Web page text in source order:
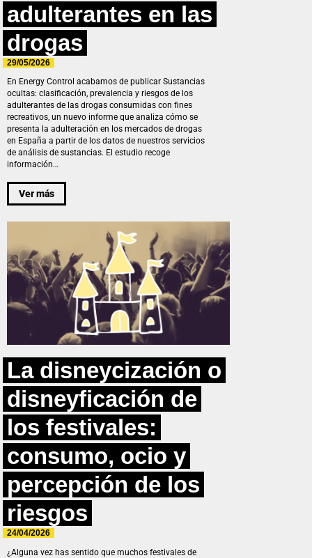
adulterantes en las
drogas
29/05/2026
En Energy Control acabamos de publicar Sustancias
ocultas: clasificación, prevalencia y riesgos de los
adulterantes de las drogas consumidas con fines
recreativos, un nuevo informe que analiza cómo se
presenta la adulteración en los mercados de drogas
en España a partir de los datos de nuestros servicios
de análisis de sustancias. El estudio recoge
información…
Ver más
La disneycización o
disneyficación de
los festivales:
consumo, ocio y
percepción de los
riesgos
24/04/2026
¿Alguna vez has sentido que muchos festivales de